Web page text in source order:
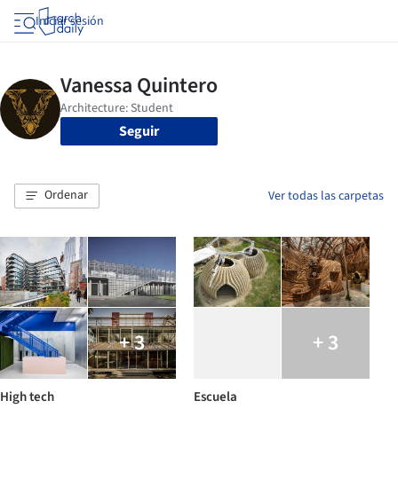
Iniciar sesión
Seguir
Ordenar Ver todas las carpetas
+ 3
High tech
+ 3
Escuela